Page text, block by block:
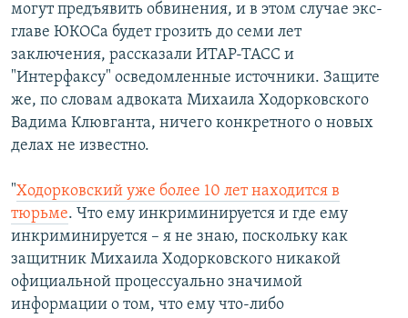
могут предъявить обвинения, и в этом случае экс-
главе ЮКОСа будет грозить до семи лет
заключения, рассказали ИТАР-ТАСС и
"Интерфаксу" осведомленные источники. Защите
же, по словам адвоката Михаила Ходорковского
Вадима Клювганта, ничего конкретного о новых
делах не известно.
"Ходорковский уже более 10 лет находится в
тюрьме. Что ему инкриминируется и где ему
инкриминируется – я не знаю, поскольку как
защитник Михаила Ходорковского никакой
официальной процессуально значимой
информации о том, что ему что-либо